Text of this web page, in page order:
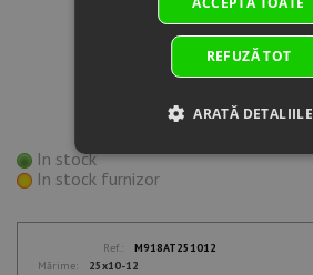
In stock
In stock furnizor
Ref.:
M918AT251012
Mărime:
25x10-12
REFUZĂ TOT
ARATĂ DETALIILE